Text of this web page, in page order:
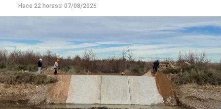
Hace 22 horasel 07/08/2026